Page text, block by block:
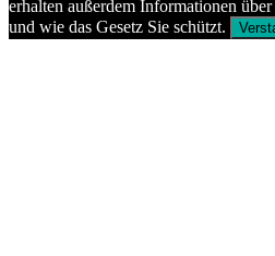
erhalten außerdem Informationen
und wie das Gesetz Sie schützt.